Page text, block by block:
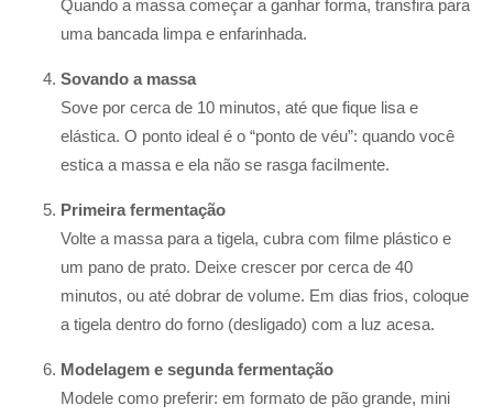
Quando a massa começar a ganhar forma, transfira para
uma bancada limpa e enfarinhada.
Sovando a massa
Sove por cerca de 10 minutos, até que fique lisa e
elástica. O ponto ideal é o “ponto de véu”: quando você
estica a massa e ela não se rasga facilmente.
Primeira fermentação
Volte a massa para a tigela, cubra com filme plástico e
um pano de prato. Deixe crescer por cerca de 40
minutos, ou até dobrar de volume. Em dias frios, coloque
a tigela dentro do forno (desligado) com a luz acesa.
Modelagem e segunda fermentação
Modele como preferir: em formato de pão grande, mini